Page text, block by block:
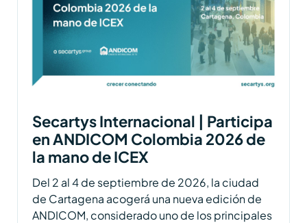
Secartys Internacional | Participa
en ANDICOM Colombia 2026 de
la mano de ICEX
Del 2 al 4 de septiembre de 2026, la ciudad
de Cartagena acogerá una nueva edición de
ANDICOM, considerado uno de los principales